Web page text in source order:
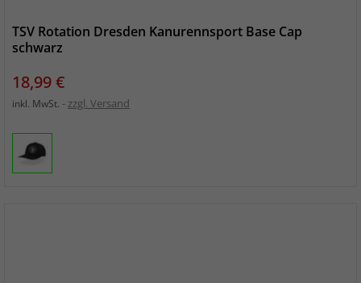
TSV Rotation Dresden Kanurennsport Base Cap
schwarz
Preis
18,99 €
inkl. MwSt. zzgl. Versand